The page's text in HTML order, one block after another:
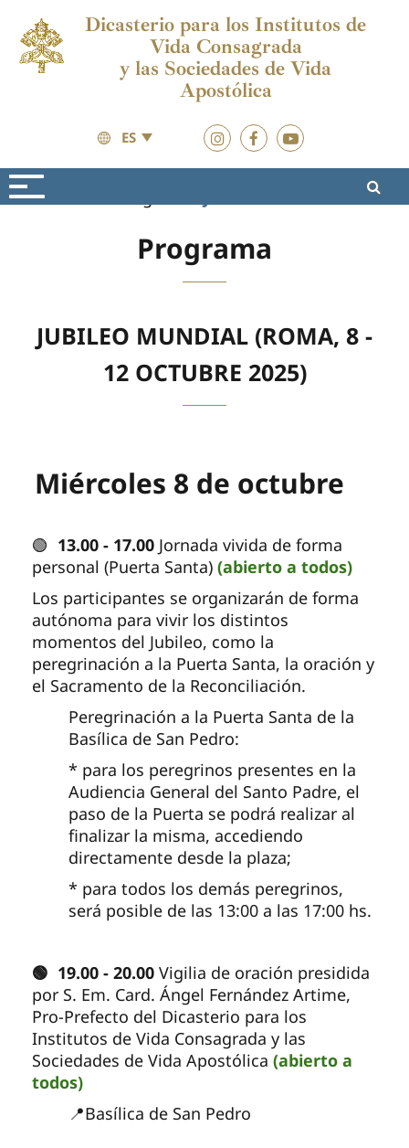
Dicasterio para los Institutos de
Vida Consagrada
y las Sociedades de Vida
Apostólica
ES
Programa
JUBILEO MUNDIAL (ROMA, 8 -
12 OCTUBRE 2025)
Miércoles 8 de octubre
🟢 13.00 - 17.00 Jornada vivida de forma
personal (Puerta Santa) (abierto a todos)
Los participantes se organizarán de forma
autónoma para vivir los distintos
momentos del Jubileo, como la
peregrinación a la Puerta Santa, la oración y
el Sacramento de la Reconciliación.
Peregrinación a la Puerta Santa de la
Basílica de San Pedro:
* para los peregrinos presentes en la
Audiencia General del Santo Padre, el
paso de la Puerta se podrá realizar al
finalizar la misma, accediendo
directamente desde la plaza;
* para todos los demás peregrinos,
será posible de las 13:00 a las 17:00 hs.
🟢 19.00 - 20.00 Vigilia de oración presidida
por S. Em. Card. Ángel Fernández Artime,
Pro-Prefecto del Dicasterio para los
Institutos de Vida Consagrada y las
Sociedades de Vida Apostólica (abierto a
todos)
📍Basílica de San Pedro